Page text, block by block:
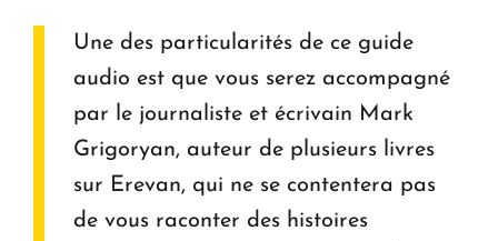
Une des particularités de ce guide
audio est que vous serez accompagné
par le journaliste et écrivain Mark
Grigoryan, auteur de plusieurs livres
sur Erevan, qui ne se contentera pas
de vous raconter des histoires